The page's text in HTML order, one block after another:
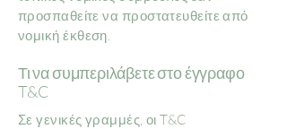
προσπαθείτε να προστατευθείτε από
νομική έκθεση.
Τι να συμπεριλάβετε στο έγγραφο
T&C
Σε γενικές γραμμές, οι T&C